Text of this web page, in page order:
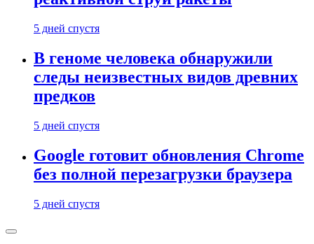
5 дней спустя
В геноме человека обнаружили
следы неизвестных видов древних
предков
5 дней спустя
Google готовит обновления Chrome
без полной перезагрузки браузера
5 дней спустя